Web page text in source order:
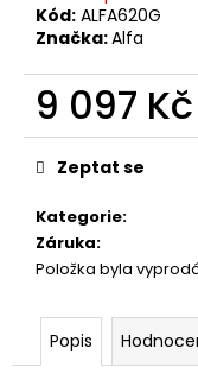
Kód: ALFA620G
Značka:Alfa
9 097 Kč
Měrná
cena:
Kategorie:
Záruka:
Položka byla
Zeptat se
Popis
p
o
r
u
u
m
e
STARTOVACÍ
NÁBOJE
FIOCCHI